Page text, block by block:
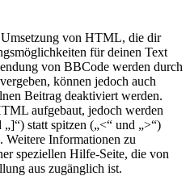
von HTML, die dir
für deinen Text
von BBCode werden durch
können jedoch auch
Beitrag deaktiviert werden.
aufgebaut, jedoch werden
statt spitzen („<“ und „>“)
Weitere Informationen zu
speziellen Hilfe-Seite, die von
aus zugänglich ist.